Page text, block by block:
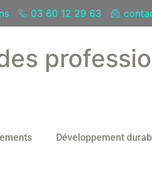
03 60 12 29 63
Développement